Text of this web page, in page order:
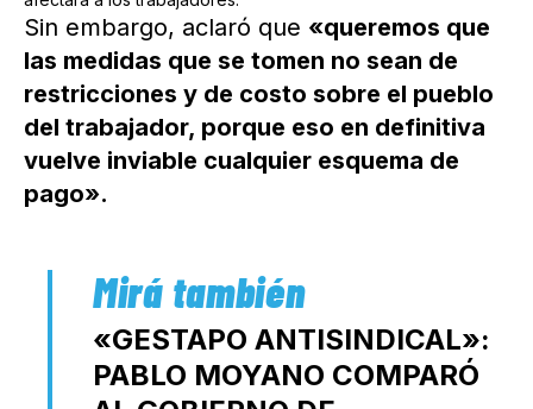
Sin embargo, aclaró que «queremos que
las medidas que se tomen no sean de
restricciones y de costo sobre el pueblo
del trabajador, porque eso en definitiva
vuelve inviable cualquier esquema de
pago».
«GESTAPO ANTISINDICAL»:
PABLO MOYANO COMPARÓ